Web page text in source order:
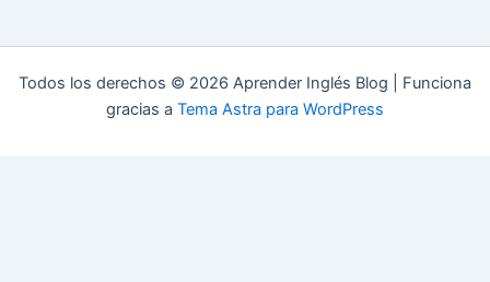
Todos los derechos © 2026 Aprender Inglés Blog | Funciona
gracias a Tema Astra para WordPress